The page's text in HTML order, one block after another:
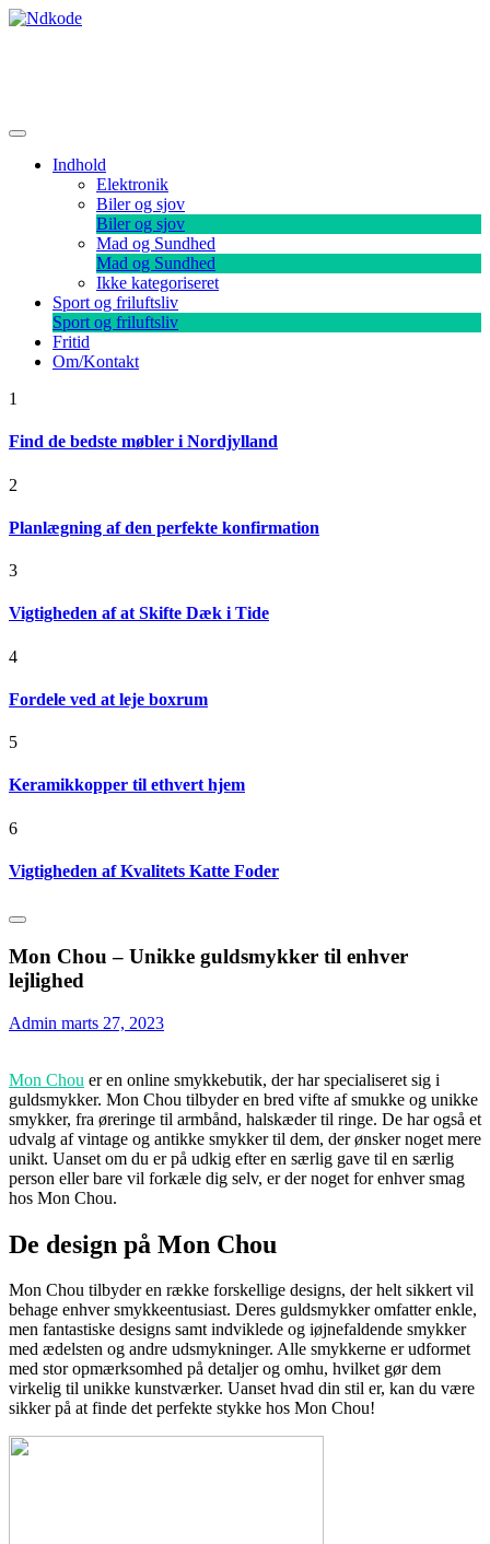
Skip
Indhold
Elektronik
Biler og sjov
Biler og sjov
Mad og Sundhed
Mad og Sundhed
Ikke kategoriseret
Sport og friluftsliv
Sport og friluftsliv
Fritid
Om/Kontakt
1
Find de bedste møbler i Nordjylland
2
Planlægning af den perfekte konfirmation
3
Vigtigheden af at Skifte Dæk i Tide
4
Fordele ved at leje boxrum
5
Keramikkopper til ethvert hjem
6
Vigtigheden af Kvalitets Katte Foder
Mon Chou – Unikke guldsmykker til enhver
lejlighed
Admin marts 27, 2023
Mon Chou er en online smykkebutik, der har specialiseret sig i
guldsmykker. Mon Chou tilbyder en bred vifte af smukke og unikke
smykker, fra øreringe til armbånd, halskæder til ringe. De har også et
udvalg af vintage og antikke smykker til dem, der ønsker noget mere
unikt. Uanset om du er på udkig efter en særlig gave til en særlig
person eller bare vil forkæle dig selv, er der noget for enhver smag
hos Mon Chou.
De design på Mon Chou
Mon Chou tilbyder en række forskellige designs, der helt sikkert vil
behage enhver smykkeentusiast. Deres guldsmykker omfatter enkle,
men fantastiske designs samt indviklede og iøjnefaldende smykker
med ædelsten og andre udsmykninger. Alle smykkerne er udformet
med stor opmærksomhed på detaljer og omhu, hvilket gør dem
virkelig til unikke kunstværker. Uanset hvad din stil er, kan du være
sikker på at finde det perfekte stykke hos Mon Chou!